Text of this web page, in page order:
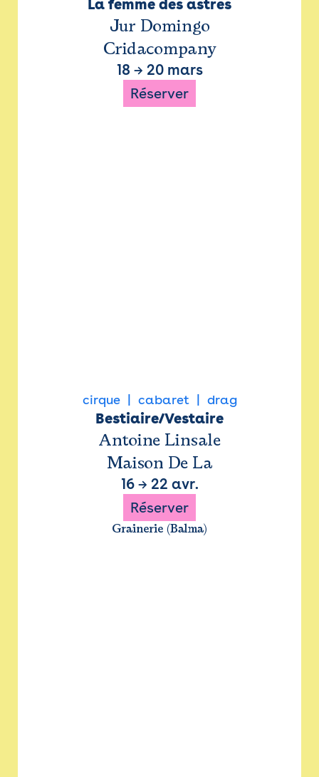
La femme des astres
Jur Domingo
Cridacompany
18 → 20 mars
Réserver
cirque cabaret drag
Bestiaire/Vestaire
Antoine Linsale
Maison De La
16→ 22 avr.
Réserver
Grainerie (Balma)